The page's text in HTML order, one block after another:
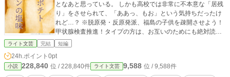
となあと思っている。 しかも高校では非常に不本意な「居残
り」をさせられて、「ああっ、もお」という気持ちだったけ
れど…？ ※脱原発・反原発派、福島の子供を疎開させよう！
甲状腺検査推進！タイプの方は、お互いのためにも絶対読ま
ない方が吉です。 興味がある（あるいは全く興味がない）、
なんか寄せていただけますと、さらにうれしゅうございま
す。
ライト文芸 完結 短編
24h.ポイント 0pt
小説 228,840 位 / 228,840件 ライト文芸 9,588 位 / 9,588件